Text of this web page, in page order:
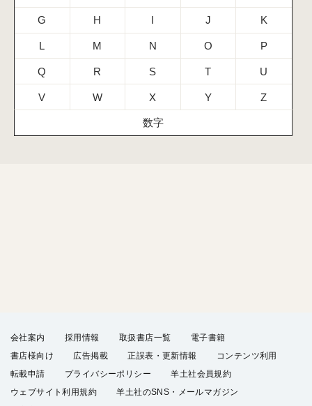
G H I J K
L M N O P
Q R S T U
V W X Y Z
数字
会社案内 採用情報 取扱書店一覧
電子書籍
書店様向け
広告掲載 正誤表・更新情報
コンテンツ利用
転載申請
プライバシーポリシー
羊土社会員規約
ウェブサイト利用規約
羊土社のSNS・メールマガジン